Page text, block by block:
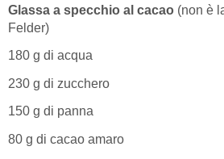
Glassa a specchio al cacao (non è
Felder)
180 g di acqua
230 g di zucchero
150 g di panna
80 g di cacao amaro